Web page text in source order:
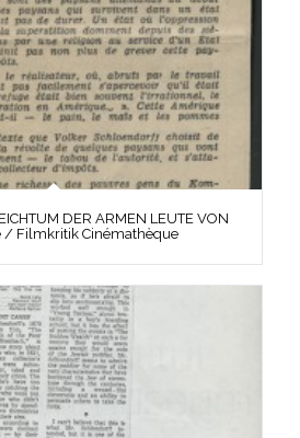
DER ARMEN LEUTE VON
/ Filmkritik Cinémathèque